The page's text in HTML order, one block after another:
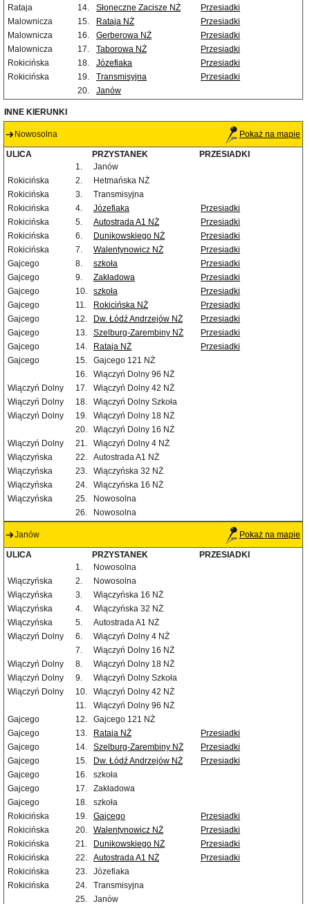
Rataja
14. Słoneczne Zacisze NŻ
Przesiadki
Malownicza
15. Rataja NŻ
Przesiadki
Malownicza
16. Gerberowa NŻ
Przesiadki
Malownicza
17. Taborowa NŻ
Przesiadki
Rokicińska
18. Józefiaka
Przesiadki
Rokicińska
19. Transmisyjna
Przesiadki
20.
Janów
INNE KIERUNKI
Nowosolna Pokaż na mapie
ULICA PRZYSTANEK
PRZESIADKI
1.
Janów
Rokicińska
2.
Hetmańska NŻ
Rokicińska
3.
Transmisyjna
Rokicińska
4. Józefiaka
Przesiadki
Rokicińska
5. Autostrada A1 NŻ
Przesiadki
Rokicińska
6. Dunikowskiego NŻ
Przesiadki
Rokicińska
7. Walentynowicz NŻ
Przesiadki
Gajcego
8. szkoła
Przesiadki
Gajcego
9. Zakładowa
Przesiadki
Gajcego
10. szkoła
Przesiadki
Gajcego
11. Rokicińska NŻ
Przesiadki
Gajcego
12. Dw. Łódź Andrzejów NŻ
Przesiadki
Gajcego
13. Szelburg-Zarembiny NŻ
Przesiadki
Gajcego
14. Rataja NŻ
Przesiadki
Gajcego
15.
Gajcego 121 NŻ
16.
Wiączyń Dolny 96 NŻ
Wiączyń Dolny
17.
Wiączyń Dolny 42 NŻ
Wiączyń Dolny
18.
Wiączyń Dolny Szkoła
Wiączyń Dolny
19.
Wiączyń Dolny 18 NŻ
20.
Wiączyń Dolny 16 NŻ
Wiączyń Dolny
21.
Wiączyń Dolny 4 NŻ
Wiączyńska
22.
Autostrada A1 NŻ
Wiączyńska
23.
Wiączyńska 32 NŻ
Wiączyńska
24.
Wiączyńska 16 NŻ
Wiączyńska
25.
Nowosolna
26.
Nowosolna
Janów Pokaż na mapie
ULICA PRZYSTANEK
PRZESIADKI
1.
Nowosolna
Wiączyńska
2.
Nowosolna
Wiączyńska
3.
Wiączyńska 16 NŻ
Wiączyńska
4.
Wiączyńska 32 NŻ
Wiączyńska
5.
Autostrada A1 NŻ
Wiączyń Dolny
6.
Wiączyń Dolny 4 NŻ
7.
Wiączyń Dolny 16 NŻ
Wiączyń Dolny
8.
Wiączyń Dolny 18 NŻ
Wiączyń Dolny
9.
Wiączyń Dolny Szkoła
Wiączyń Dolny
10.
Wiączyń Dolny 42 NŻ
11.
Wiączyń Dolny 96 NŻ
Gajcego
12.
Gajcego 121 NŻ
Gajcego
13. Rataja NŻ
Przesiadki
Gajcego
14. Szelburg-Zarembiny NŻ
Przesiadki
Gajcego
15. Dw. Łódź Andrzejów NŻ
Przesiadki
Gajcego
16.
szkoła
Gajcego
17.
Zakładowa
Gajcego
18.
szkoła
Rokicińska
19. Gajcego
Przesiadki
Rokicińska
20. Walentynowicz NŻ
Przesiadki
Rokicińska
21. Dunikowskiego NŻ
Przesiadki
Rokicińska
22. Autostrada A1 NŻ
Przesiadki
Rokicińska
23.
Józefiaka
Rokicińska
24.
Transmisyjna
25.
Janów